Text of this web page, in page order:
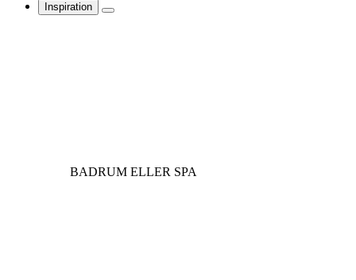
Inspiration
BADRUM ELLER SPA